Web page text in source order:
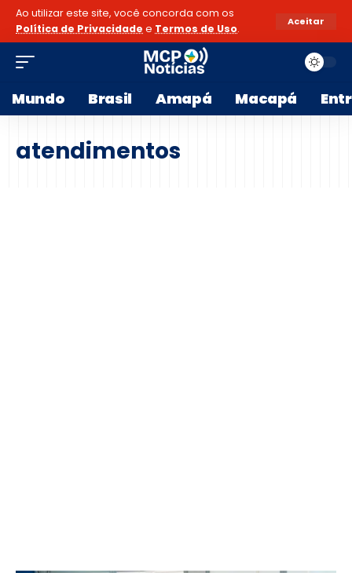
Ao utilizar este site, você concorda com os
Política de Privacidade e Termos de Uso.
Aceitar
Mundo Brasil Amapá Macapá
atendimentos